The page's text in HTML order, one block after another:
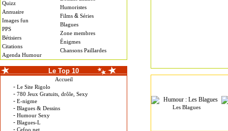
Quizz
Annuaire
Images fun
PPS
Bétisiers
Citations
Agenda Humour
Humoristes
Films & Séries
Blagues
Zone membres
Énigmes
Chansons Paillardes
Le Top 10
Accueil
- Le Site Rigolo
- 780 Jeux Gratuits, drôle, Sexy
- E-nigme
- Blagues & Dessins
- Humour Sexy
- Blagues-L
- Cefoo.net
Les Blagues